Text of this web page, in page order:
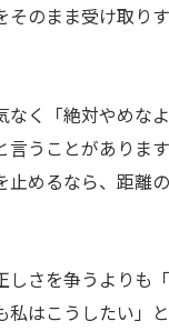
そのまま受け取り
なく「絶対やめな
言うことがありま
止めるなら、距離
しさを争うよりも
私はこうしたい」